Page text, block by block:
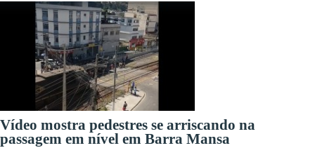
Vídeo mostra pedestres se arriscando na
passagem em nível em Barra Mansa